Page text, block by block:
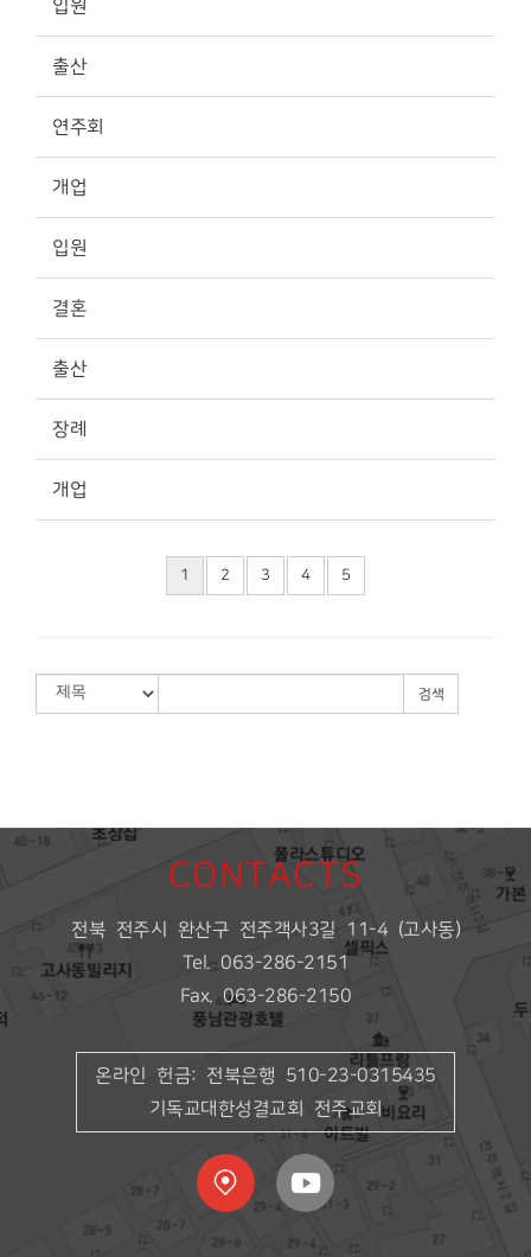
입원
출산
연주회
개업
입원
결혼
출산
장례
개업
1 2 3 4 5
검색
CONTACTS
전북 전주시 완산구 전주객사3길 11-4 (고사동)
Tel. 063-286-2151
Fax. 063-286-2150
온라인 헌금: 전북은행 510-23-0315435
기독교대한성결교회 전주교회